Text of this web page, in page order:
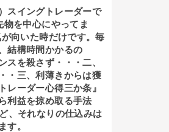
スイングトレーダーで
物を中心にやってま
向いた時だけです。毎
結構時間かかるの
スを殺さず・・・二、
・三、利薄きからは獲
レーダー心得三か条』
利益を掠め取る手法
、それなりの仕込みは
す。